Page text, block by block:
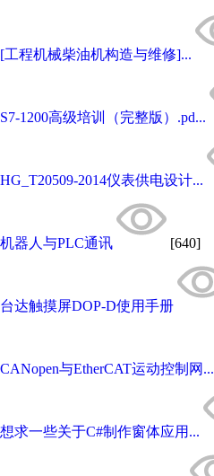
[工程机械柴油机构造与维修]...
S7-1200高级培训（完整版）.pd...
HG_T20509-2014仪表供电设计...
机器人与PLC通讯 [640]
台达触摸屏DOP-D使用手册
CANopen与EtherCAT运动控制网...
想求一些关于C#制作窗体应用...